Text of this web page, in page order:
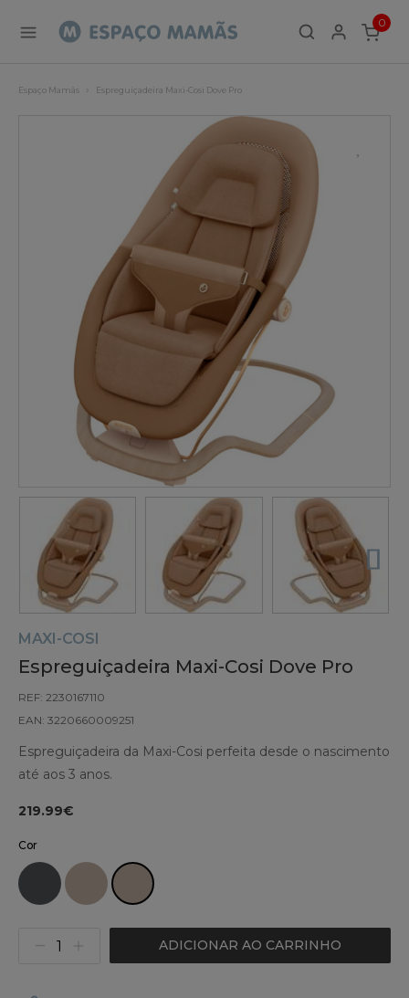
0
ITEMS
Espaço Mamãs Espreguiçadeira Maxi-Cosi Dove Pro
MAXI-COSI
Espreguiçadeira Maxi-Cosi Dove Pro
REF: 2230167110
EAN: 3220660009251
Espreguiçadeira da Maxi-Cosi perfeita desde o nascimento
até aos 3 anos.
219.99€
Cor
ADICIONAR AO CARRINHO